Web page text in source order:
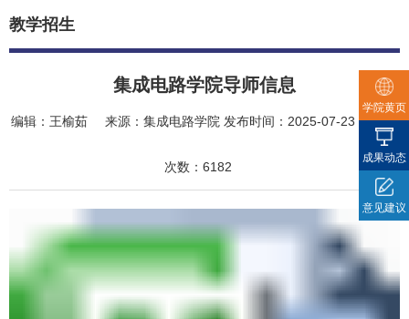
教学招生
集成电路学院导师信息
编辑： 王榆茹 来源： 集成电路学院 发布时间： 2025-07-23 访问
次数： 6182
学院黄页
成果动态
意见建议